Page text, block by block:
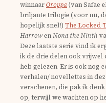
winnaarOroppa(van Safae
briljante trilogie (voor nu,
hopelijk snel!) The Locked
HarrowenNona the Ninth
Deze laatste serie vind ik
ik de drie delen ook vrijwel
heb gelezen. Er is ook nog
verhalen/ novellettes in
verschenen, die pak ik
op, terwijl we wachten op